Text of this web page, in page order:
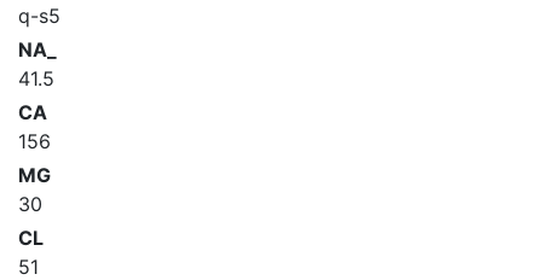
q-s5
NA_
41.5
CA
156
MG
30
CL
51